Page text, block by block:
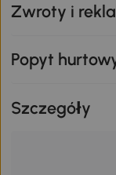
Zwroty i
Popyt
Szczegóły